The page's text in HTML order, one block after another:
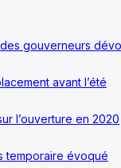
gouverneurs
avant l’été
l’ouverture en 2020
temporaire évoqué